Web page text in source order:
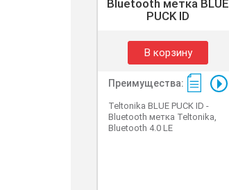
Bluetooth метка BLUE
PUCK ID
В корзину
Преимущества:
Teltonika BLUE PUCK ID -
Bluetooth метка Teltonika,
Bluetooth 4.0 LE